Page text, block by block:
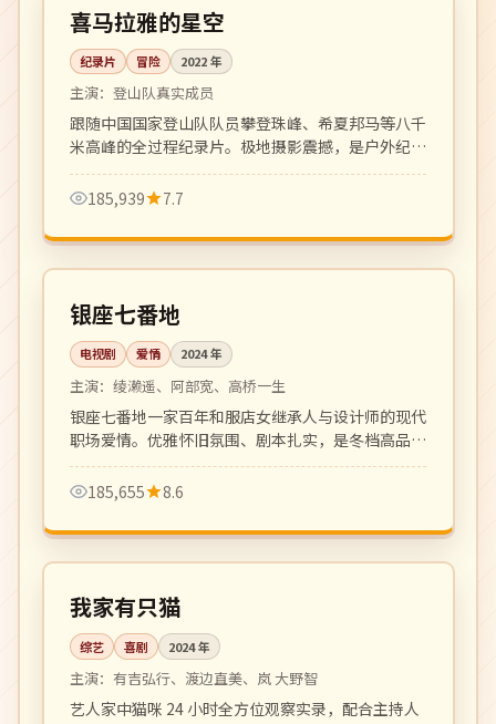
中国
喜马拉雅的星空
纪录片 冒险 2022年
主演： 登山队真实成员
跟随中国国家登山队队员攀登珠峰、希夏邦马等八千
米高峰的全过程纪录片。极地摄影震撼，是户外纪录
片的标杆之作。
185,939
7.7
日本
热播 更新至 4 集
银座七番地
电视剧 爱情 2024年
主演： 绫濑遥、阿部宽、高桥一生
银座七番地一家百年和服店女继承人与设计师的现代
职场爱情。优雅怀旧氛围、剧本扎实，是冬档高品质
日剧。
185,655
8.6
日本
热播 更新至 16 期
我家有只猫
综艺 喜剧 2024年
主演： 有吉弘行、渡边直美、岚 大野智
艺人家中猫咪 24 小时全方位观察实录，配合主持人